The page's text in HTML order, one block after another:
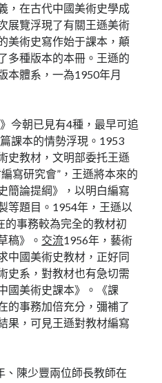
，在古代中國美術史學成
展覽浮現了有關王遜美術
美術史寫作始于課本，顛
多種版本的本冊。王遜的
本體系，一為1950年月
今朝已見有4種，最早可追
課本的情勢浮現。1953
史教材，文明部委托王遜
寫研究會”，王遜將本來的
簡論提綱》，以明白編寫
等題目。1954年，王遜以
的事務較為完全的教材初
稿》。 交流1956年，藝術
中國美術史教材，正好同
史系，對教材也有急切需
國美術史課本》。《課
的事務加倍充分，彌補了
果，可見王遜對教材編寫
、陳少豐兩位師長教師在